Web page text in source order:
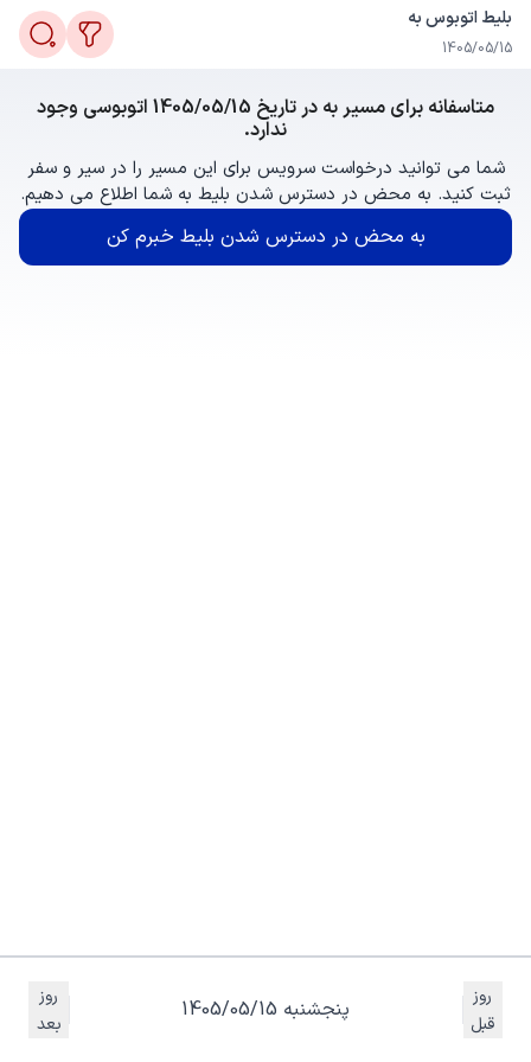
بلیط اتوبوس به
1405/05/15
متاسفانه برای مسیر به در تاریخ 1405/05/15 اتوبوسی وجود
ندارد.
شما می توانید درخواست سرویس برای این مسیر را در سیر و سفر
ثبت کنید. به محض در دسترس شدن بلیط به شما اطلاع می دهیم.
به محض در دسترس شدن بلیط خبرم کن
روز
قبل
پنجشنبه 1405/05/15
روز
بعد